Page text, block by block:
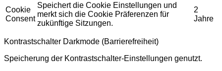
Cookie
Consent
Speichert die Cookie Einstellungen und
merkt sich die Cookie Präferenzen für
zukünftige Sitzungen.
2
Jahre
Kontrastschalter Darkmode (Barrierefreiheit)
Speicherung der Kontrastschalter-Einstellungen genutzt.